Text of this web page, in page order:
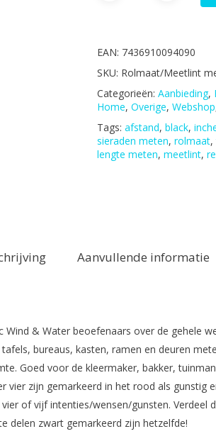
EAN: 7436910094090
SKU: Rolmaat/Meetlint
Categorieën: Aanbieding,
Home, Overige, Webshop
Tags: afstand, black,
sieraden meten, rolmaat,
lengte meten, meetlint,
Aanvullende informatie
& Water beoefenaars over de gehele
bureaus, kasten, ramen en deuren
Goed voor de kleermaker, bakker,
vier zijn gemarkeerd in het rood als
of vijf intenties/wensen/gunsten. Verdeel
delen zwart gemarkeerd zijn hetzelfde!